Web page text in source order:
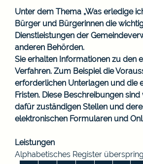
Unter dem Thema „Was erledige
Bürger und Bürgerinnen die
Dienstleistungen der
anderen Behörden.
Sie erhalten Informationen zu den
Verfahren. Zum Beispiel die
erforderlichen Unterlagen und die
Fristen. Diese Beschreibungen
dafür zuständigen Stellen und
elektronischen Formularen und
Leistungen
Alphabetisches Register